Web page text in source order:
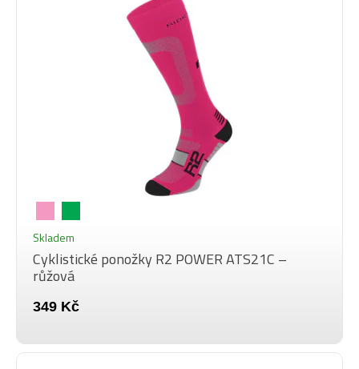
Skladem
Cyklistické ponožky R2 POWER ATS21C –
růžová
349 Kč